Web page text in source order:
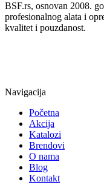
BSF.rs, osnovan 2008.
profesionalnog alata i
kvalitet i pouzdanost.
Navigacija
Početna
Akcija
Katalozi
Brendovi
O nama
Blog
Kontakt